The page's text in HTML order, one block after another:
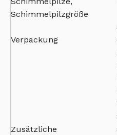
Schimmelpilzgröße
Verpackung
Zusätzliche